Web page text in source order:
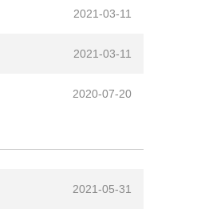
2021-03-11
2021-03-11
2020-07-20
2021-05-31